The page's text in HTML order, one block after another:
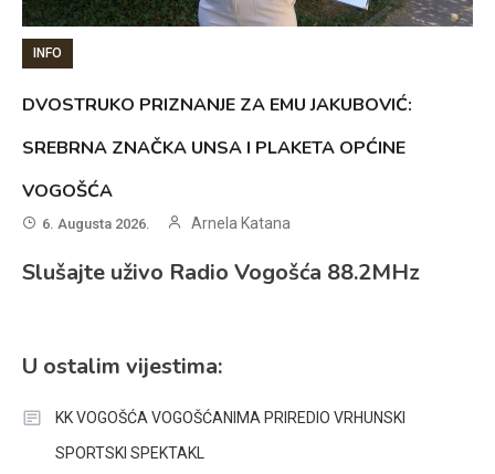
INFO
DVOSTRUKO PRIZNANJE ZA EMU JAKUBOVIĆ:
SREBRNA ZNAČKA UNSA I PLAKETA OPĆINE
VOGOŠĆA
6. Augusta 2026. Arnela Katana
Slušajte uživo Radio Vogošća 88.2MHz
U ostalim vijestima:
KK VOGOŠĆA VOGOŠĆANIMA PRIREDIO VRHUNSKI
SPORTSKI SPEKTAKL